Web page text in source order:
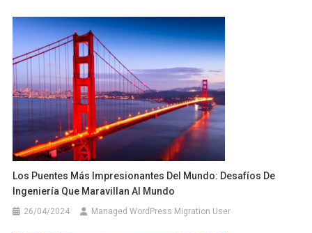
Los Puentes Más Impresionantes Del Mundo: Desafíos De
Ingeniería Que Maravillan Al Mundo
26/04/2024 Managed WordPress Migration User